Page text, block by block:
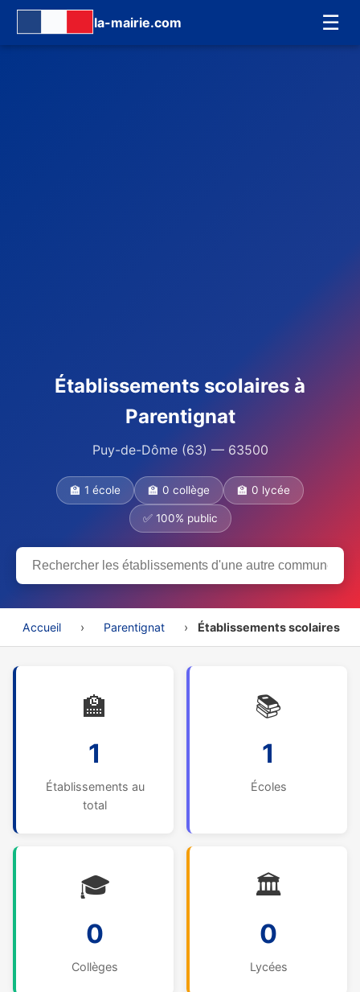
la-mairie.com ☰
Établissements scolaires à
Parentignat
Puy-de-Dôme (63) — 63500
🏫 1 école 🏫 0 collège 🏫 0 lycée
✅ 100% public
Accueil › Parentignat › Établissements scolaires
🏫
1
Établissements au
total
📚
1
Écoles
🎓
0
Collèges
🏛️
0
Lycées